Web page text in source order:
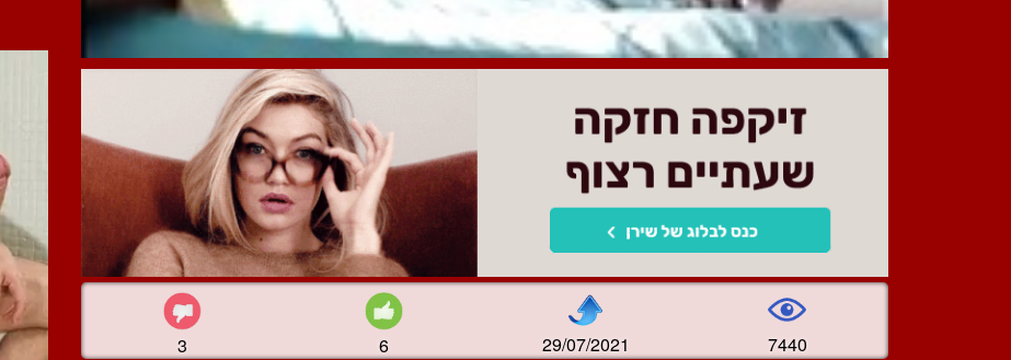
3 6 29/07/2021 7440